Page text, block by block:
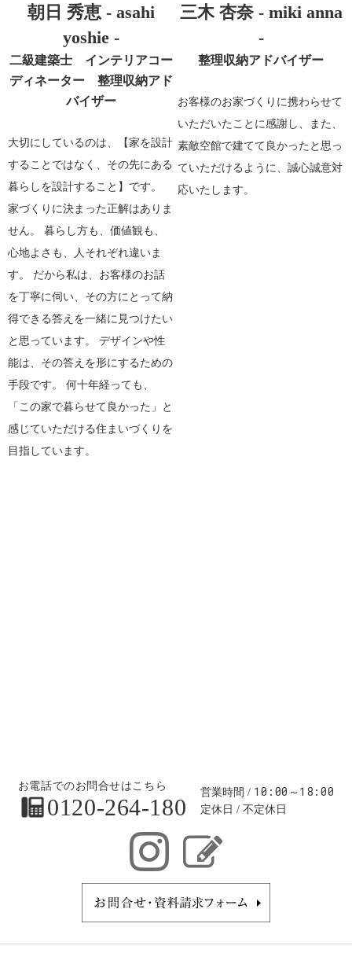
朝日 秀恵 - asahi
yoshie -
二級建築士 インテリアコー
ディネーター 整理収納アド
バイザー
大切にしているのは、【家を設計
することではなく、その先にある
暮らしを設計すること】です。
家づくりに決まった正解はありま
せん。 暮らし方も、価値観も、
心地よさも、人それぞれ違いま
す。 だから私は、お客様のお話
を丁寧に伺い、その方にとって納
得できる答えを一緒に見つけたい
と思っています。 デザインや性
能は、その答えを形にするための
手段です。 何十年経っても、
「この家で暮らせて良かった」と
感じていただける住まいづくりを
目指しています。
三木 杏奈 - miki anna
-
整理収納アドバイザー
お客様のお家づくりに携わらせて
いただいたことに感謝し、また、
素敵空館で建てて良かったと思っ
ていただけるように、誠心誠意対
応いたします。
お電話でのお問合せはこちら
0120-264-180
営業時間 10:00～18:00
定休日 不定休日